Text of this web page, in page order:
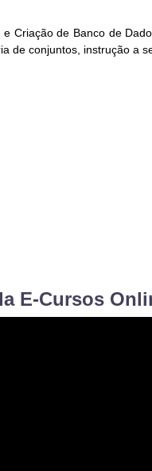
Criação de Banco de
de conjuntos, instrução a
E-Cursos